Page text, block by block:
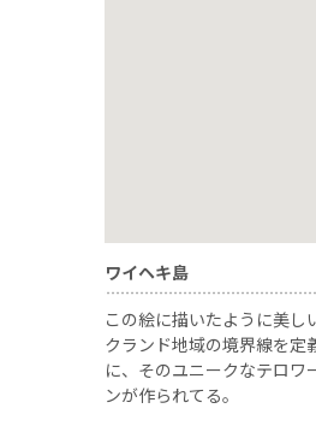
ワイヘキ島
この絵に描いたように美し
クランド地域の境界線を定
に、そのユニークなテロワ
ンが作られてる。